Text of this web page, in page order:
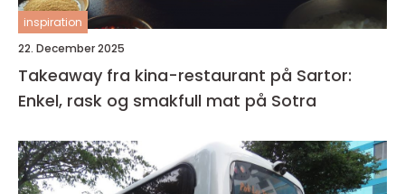
inspiration
22. December 2025
Takeaway fra kina-restaurant på Sartor:
Enkel, rask og smakfull mat på Sotra